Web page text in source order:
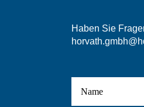
Haben Sie